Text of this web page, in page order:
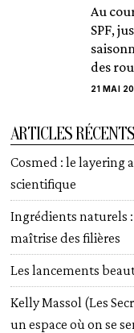
Au
SPF,
des
21 MAI
ARTICLES RÉCENTS
Cosmed : le layering
scientifique
Ingrédients naturels
maîtrise des filières
Les lancements
Kelly Massol (Les
un espace où on se